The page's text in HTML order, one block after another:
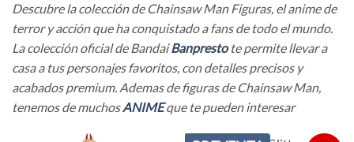
Descubre la colección de Chainsaw Man Figuras, el anime de
terror y acción que ha conquistado a fans de todo el mundo.
La colección oficial de BandaiBanprestote permite llevar a
casa a tus personajes favoritos, con detalles precisos y
acabados premium. Ademas de figuras de Chainsaw Man,
tenemos de muchosANIMEque te pueden interesar